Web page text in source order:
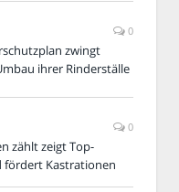
0
zwingt
ihrer Rinderställe
0
zählt zeigt Top-
Kastrationen